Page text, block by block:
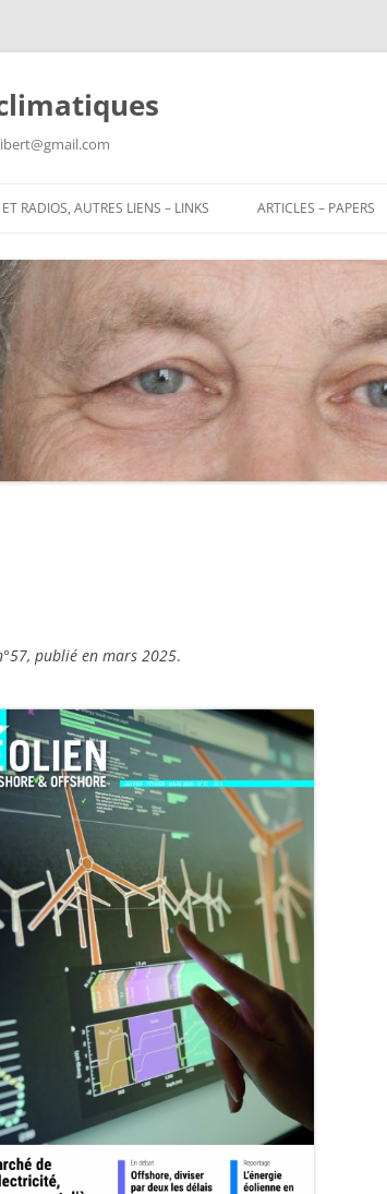
RADIOS, AUTRES LIENS – LINKS ARTICLES – PAPERS
publié en mars 2025.